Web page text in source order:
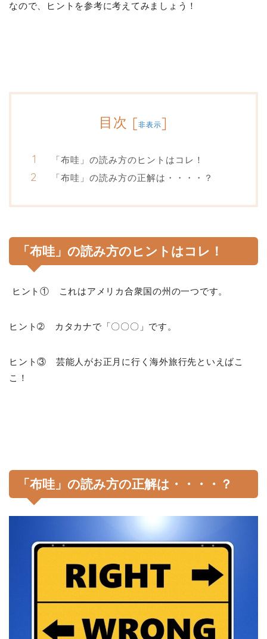
なので、ヒントを参考に考えてみましょう！
目次 [非表示]
「布哇」の読み方のヒントはコレ！
「布哇」の読み方の正解は・・・・？
「布哇」の読み方のヒントはコレ！
ヒント① これはアメリカ合衆国の州の一つです。
ヒント➁ カタカナで「〇〇〇」です。
ヒント③ 芸能人がお正月に行く海外旅行先といえばこ
こ！
「布哇」の読み方の正解は・・・・？